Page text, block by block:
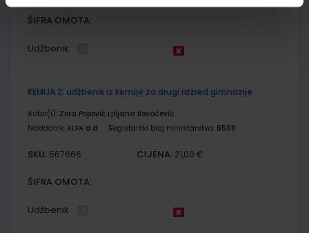
ŠIFRA OMOTA:
Udžbenik
KEMIJA 2; udžbenik iz kemije za drugi razred gimnazije
Autor(i): Zora Popović Ljiljana Kovačević
Nakladnik: ALFA d.d. Registarski broj ministarstva: 6508
SKU: 567666 CIJENA: 21,00 €
ŠIFRA OMOTA:
Udžbenik